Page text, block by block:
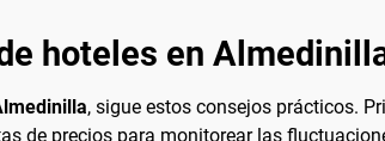
hoteles en
, sigue estos consejos prácticos.
de precios para monitorear las